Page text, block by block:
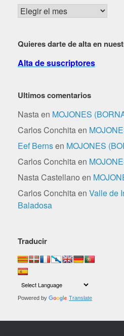
Buscar
por
Quieres darte de alta en
Alta de suscriptores
Ultimos comentarios
Nastaen MOJONES
Carlos Conchitaen
Eef Bernsen MOJONES
Carlos Conchitaen
Nasta Castellano en
Carlos Conchitaen Valle de
Baladosa
Traducir
Powered by Translate